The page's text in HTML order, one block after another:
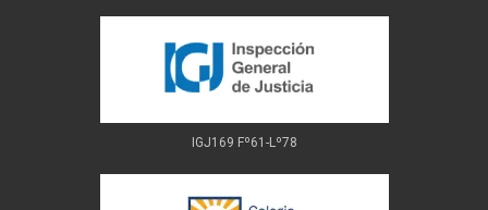
IGJ169 Fº61-Lº78